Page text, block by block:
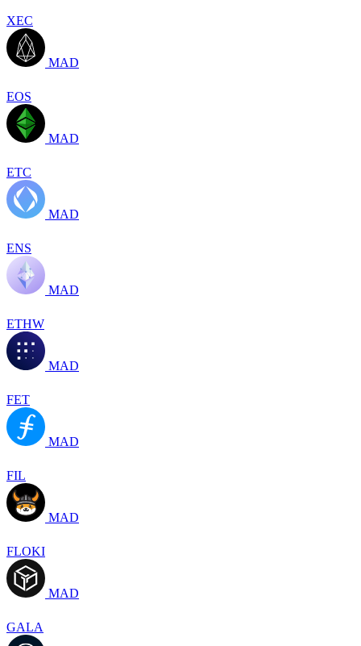
XEC
MAD
EOS
MAD
ETC
MAD
ENS
MAD
ETHW
MAD
FET
MAD
FIL
MAD
FLOKI
MAD
GALA